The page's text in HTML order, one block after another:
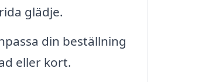
glädje.
din beställning
eller kort.